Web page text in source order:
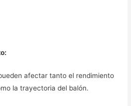
afectar tanto el rendimiento
la trayectoria del balón.